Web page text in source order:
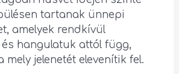
tartanak ünnepi
amelyek rendkívül
hangulatuk attól függ,
mely jelenetét elevenítik fel.